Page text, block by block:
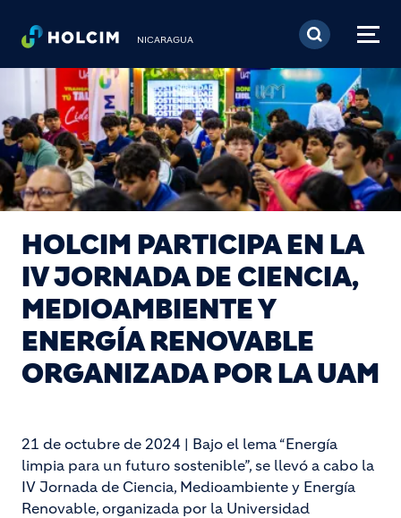
Pasar al contenido
NICARAGUA
HOLCIM PARTICIPA EN LA
IV JORNADA DE CIENCIA,
MEDIOAMBIENTE Y
ENERGÍA RENOVABLE
ORGANIZADA POR LA UAM
21 de octubre de 2024 | Bajo el lema “Energía
limpia para un futuro sostenible”, se llevó a cabo la
IV Jornada de Ciencia, Medioambiente y Energía
Renovable, organizada por la Universidad